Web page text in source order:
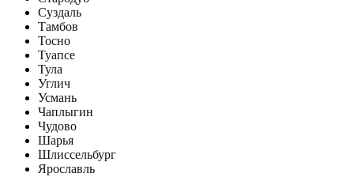
Суздаль
Тамбов
Тосно
Туапсе
Тула
Углич
Усмань
Чаплыгин
Чудово
Шарья
Шлиссельбург
Ярославль